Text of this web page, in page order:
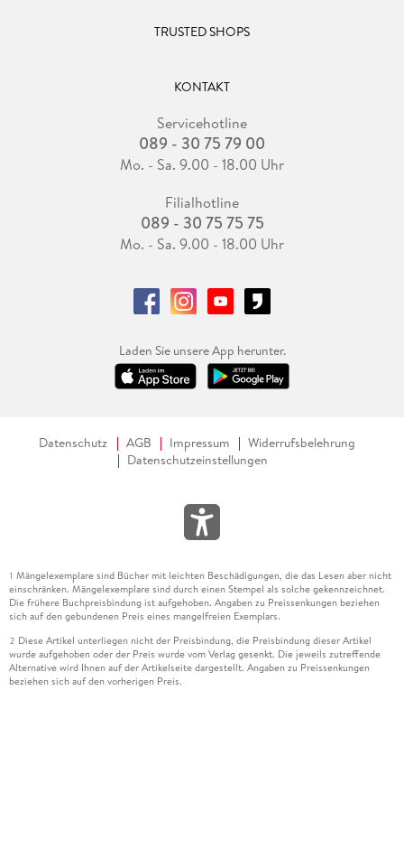
TRUSTED SHOPS
KONTAKT
Servicehotline
089 - 30 75 79 00
Mo. - Sa. 9.00 - 18.00 Uhr
Filialhotline
089 - 30 75 75 75
Mo. - Sa. 9.00 - 18.00 Uhr
Laden Sie unsere App herunter.
Datenschutz AGB Impressum
Widerrufsbelehrung
Datenschutzeinstellungen
1 Mängelexemplare sind Bücher mit leichten Beschädigungen, die das Lesen aber nicht
einschränken. Mängelexemplare sind durch einen Stempel als solche gekennzeichnet.
Die frühere Buchpreisbindung ist aufgehoben. Angaben zu Preissenkungen beziehen
sich auf den gebundenen Preis eines mangelfreien Exemplars.
2 Diese Artikel unterliegen nicht der Preisbindung, die Preisbindung dieser Artikel
wurde aufgehoben oder der Preis wurde vom Verlag gesenkt. Die jeweils zutreffende
Alternative wird Ihnen auf der Artikelseite dargestellt. Angaben zu Preissenkungen
beziehen sich auf den vorherigen Preis.